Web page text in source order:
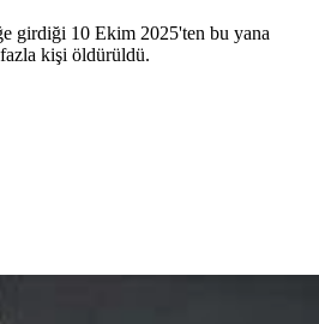
girdiği 10 Ekim 2025'ten bu yana
fazla kişi öldürüldü.